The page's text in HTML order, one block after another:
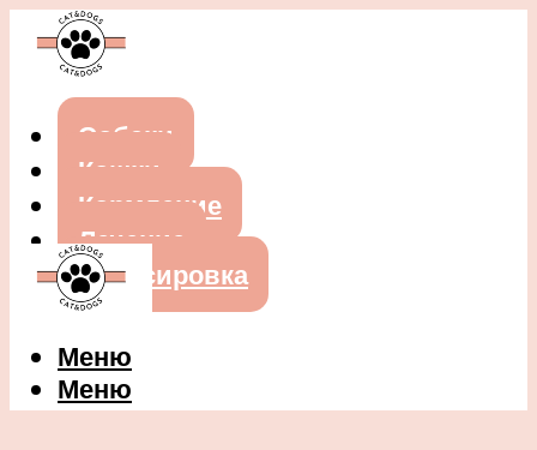
Собаки
Кошки
Кормление
Лечение
Дрессировка
Меню
Меню